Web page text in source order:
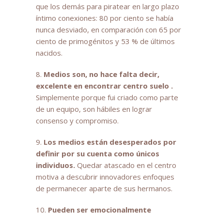
que los demás para piratear en largo plazo
íntimo conexiones: 80 por ciento se había
nunca desviado, en comparación con 65 por
ciento de primogénitos y 53 % de últimos
nacidos.
8. Medios son, no hace falta decir,
excelente en encontrar centro suelo .
Simplemente porque fui criado como parte
de un equipo, son hábiles en lograr
consenso y compromiso.
9. Los medios están desesperados por
definir por su cuenta como únicos
individuos. Quedar atascado en el centro
motiva a descubrir innovadores enfoques
de permanecer aparte de sus hermanos.
10. Pueden ser emocionalmente